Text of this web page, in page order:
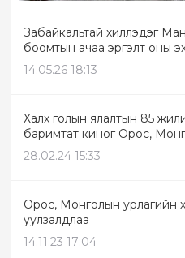
Забайкальтай хиллэдэг
боомтын ачаа эргэлт оны
14.05.26 18:13
Халх голын ялалтын 85
баримтат киног Орос,
28.02.24 15:33
Орос, Монголын урлагийн
уулзалдлаа
14.11.23 17:04